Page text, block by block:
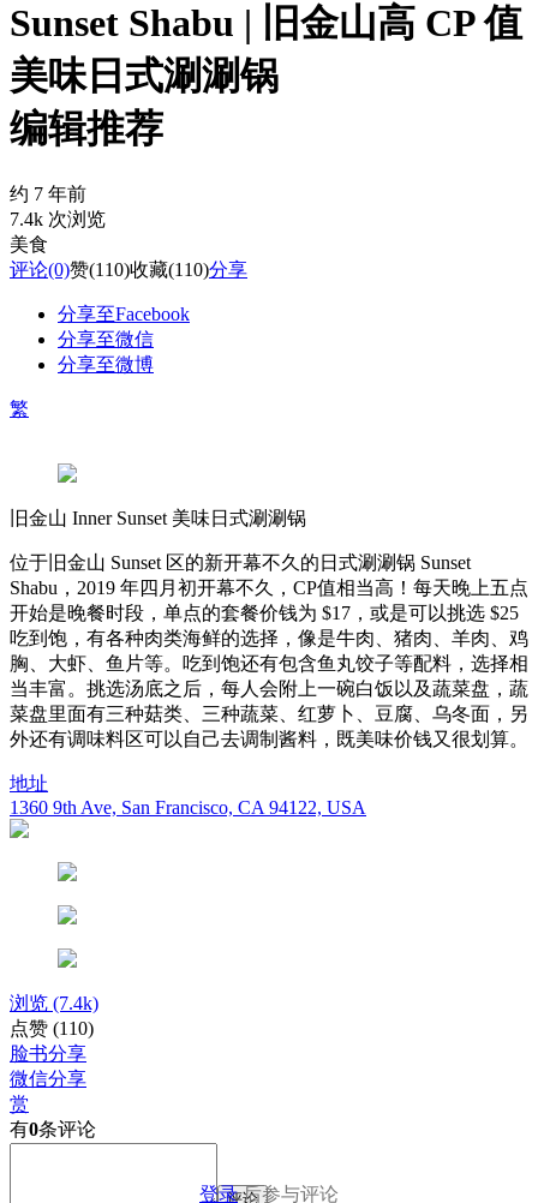
Sunset Shabu | 旧金山高 CP 值
美味日式涮涮锅
编辑推荐
约 7 年前
7.4k 次浏览
美食
评论(0)赞(110)收藏(110)分享
分享至Facebook
分享至微信
分享至微博
繁
旧金山 Inner Sunset 美味日式涮涮锅
位于旧金山 Sunset 区的新开幕不久的日式涮涮锅 Sunset
Shabu，2019 年四月初开幕不久，CP值相当高！每天晚上五点
开始是晚餐时段，单点的套餐价钱为 $17，或是可以挑选 $25
吃到饱，有各种肉类海鲜的选择，像是牛肉、猪肉、羊肉、鸡
胸、大虾、鱼片等。吃到饱还有包含鱼丸饺子等配料，选择相
当丰富。挑选汤底之后，每人会附上一碗白饭以及蔬菜盘，蔬
菜盘里面有三种菇类、三种蔬菜、红萝卜、豆腐、乌冬面，另
外还有调味料区可以自己去调制酱料，既美味价钱又很划算。
地址
1360 9th Ave, San Francisco, CA 94122, USA
浏览 (7.4k)
点赞 (110)
脸书分享
微信分享
赏
有0条评论
登录后参与评论
评论